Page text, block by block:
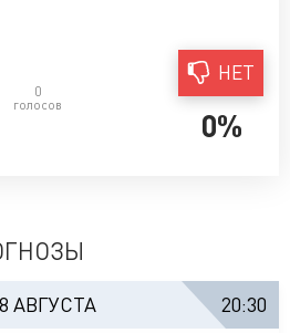
0
голосов
0%
НЕТ
АВГУСТА 20:30